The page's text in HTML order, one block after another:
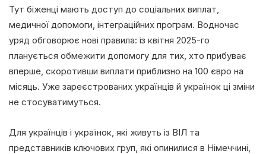
Тут біженці мають доступ до соціальних виплат,
медичної допомоги, інтеграційних програм. Водночас
уряд обговорює нові правила: із квітня 2025-го
планується обмежити допомогу для тих, хто прибуває
вперше, скоротивши виплати приблизно на 100 євро на
місяць. Уже зареєстрованих українців й українок ці зміни
не стосуватимуться.
Для українців і українок, які живуть із ВІЛ та
представників ключових груп, які опинилися в Німеччині,